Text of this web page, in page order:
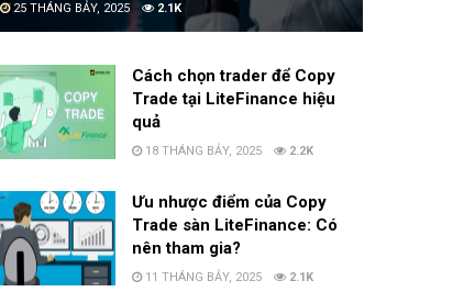
25 THÁNG BẢY, 2025 2.1K
Cách chọn trader để Copy
Trade tại LiteFinance hiệu
quả
18 THÁNG BẢY, 2025 2.2K
Ưu nhược điểm của Copy
Trade sàn LiteFinance: Có
nên tham gia?
11 THÁNG BẢY, 2025 2.1K